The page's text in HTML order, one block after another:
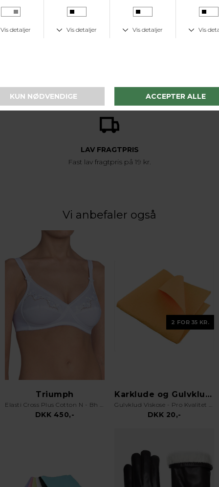
LEVERINGSTID
LAV FRAGTPRIS
Fast lav fragtpris på 19 kr.
Vi anbefaler også
Triumph
Elasti Cross Plus Cotton N - Bh uden bøjle - Hvid
DKK 450,-
2 FOR 35 KR.
Karklude og Gulvklude
Gulvklud Viskose - Pro Kvalitet - Orange
DKK 20,-